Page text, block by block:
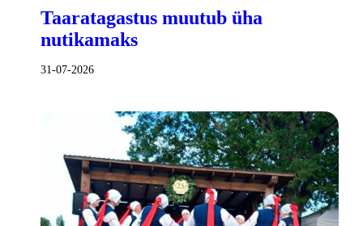
Taaratagastus muutub üha
nutikamaks
31-07-2026